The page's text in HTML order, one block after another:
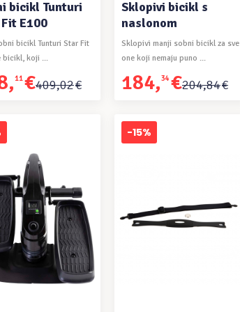
bicikl Tunturi
E100
bicikl Tunturi Star Fit
bicikl, koji ...
409,02€
,11€
Sklopivi bicikl s
naslonom
Sklopivi manji sobni bicikl za sve
one koji nemaju puno ...
204,84€
Izvorna
je:
204,84€.
184,34€
Trenutna
184,34€.
U KOŠARICU
-15%
DODAJ U KOŠARICU